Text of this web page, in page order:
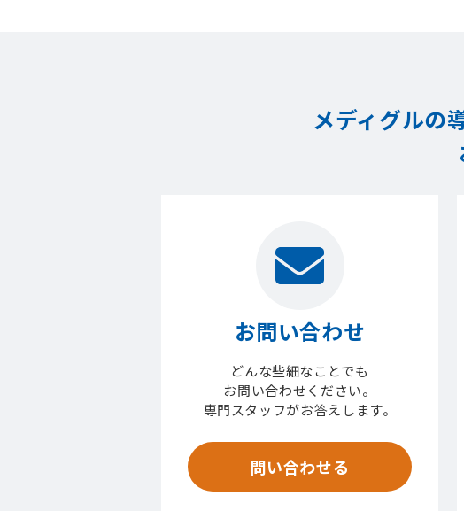
メディグルの
お問い合わせ
どんな些細なことでも
お問い合わせください。
専門スタッフがお答えします。
問い合わせる